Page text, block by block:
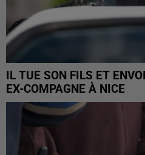
IL TUE SON FILS ET
EX-COMPAGNE À NICE